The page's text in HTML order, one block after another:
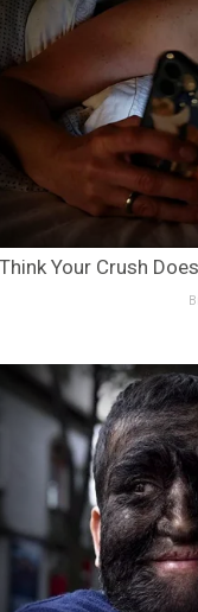
Think Your Crush